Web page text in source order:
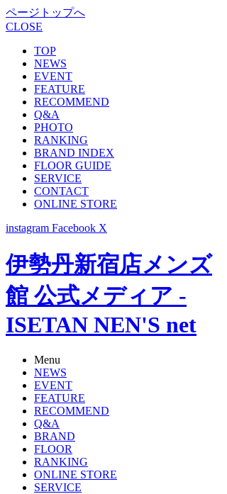
ページトップへ
CLOSE
TOP
NEWS
EVENT
FEATURE
RECOMMEND
Q&A
PHOTO
RANKING
BRAND INDEX
FLOOR GUIDE
SERVICE
CONTACT
ONLINE STORE
instagram Facebook X
伊勢丹新宿店メンズ
館 公式メディア -
ISETAN NEN'S net
Menu
NEWS
EVENT
FEATURE
RECOMMEND
Q&A
BRAND
FLOOR
RANKING
ONLINE STORE
SERVICE